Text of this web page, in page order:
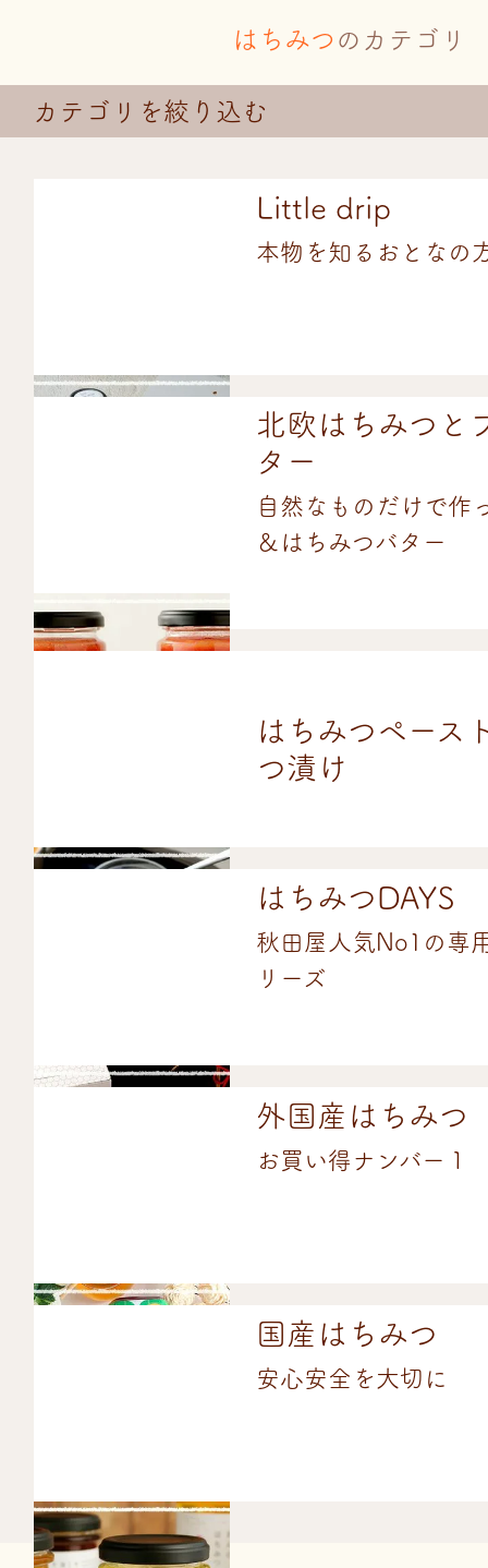
はちみつ のカテゴリ
カテゴリを絞り込む
Little drip
本物を知るおとなの
北欧はちみつと
ター
自然なものだけで作
＆はちみつバター
はちみつペース
つ漬け
はちみつDAYS
秋田屋人気No1の専
リーズ
外国産はちみつ
お買い得ナンバー１
国産はちみつ
安心安全を大切に